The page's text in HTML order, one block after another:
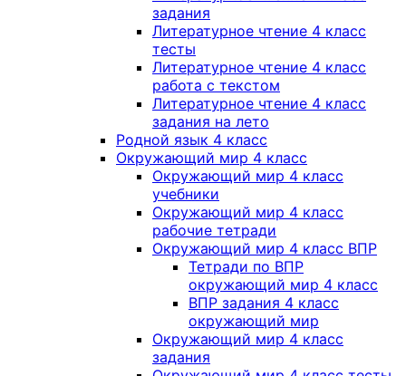
задания
Литературное чтение 4 класс
тесты
Литературное чтение 4 класс
работа с текстом
Литературное чтение 4 класс
задания на лето
Родной язык 4 класс
Окружающий мир 4 класс
Окружающий мир 4 класс
учебники
Окружающий мир 4 класс
рабочие тетради
Окружающий мир 4 класс ВПР
Тетради по ВПР
окружающий мир 4 класс
ВПР задания 4 класс
окружающий мир
Окружающий мир 4 класс
задания